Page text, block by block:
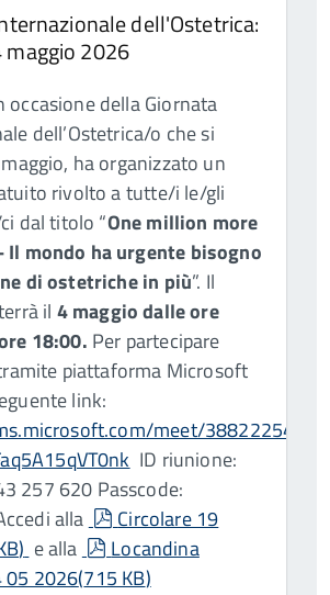
dell'Ostetrica:
2026
occasione della Giornata
dell’Ostetrica/o che si
ha organizzato un
rivolto a tutte/i le/gli
dal titolo “One million more
Il mondo ha urgente bisogno
di ostetriche in più”. Il
il 4 maggio dalle ore
18:00. Per partecipare
piattaforma Microsoft
link:
meet/
ID riunione:
257 620 Passcode:
alla
pdf
Circolare 19
) e alla pdf
Locandina
05 2026(715 KB)